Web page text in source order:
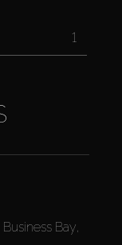
1
Bay,